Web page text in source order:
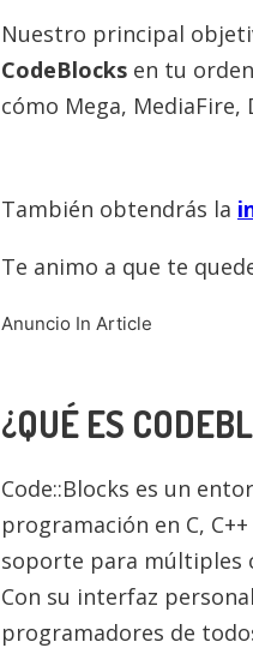
Nuestro principal
CodeBlocks en tu
cómo Mega, MediaFire,
También obtendrás la
Te animo a que te
Anuncio In Article
¿QUÉ ES
Code::Blocks es un
programación en C,
soporte para múltiples
Con su interfaz
programadores de